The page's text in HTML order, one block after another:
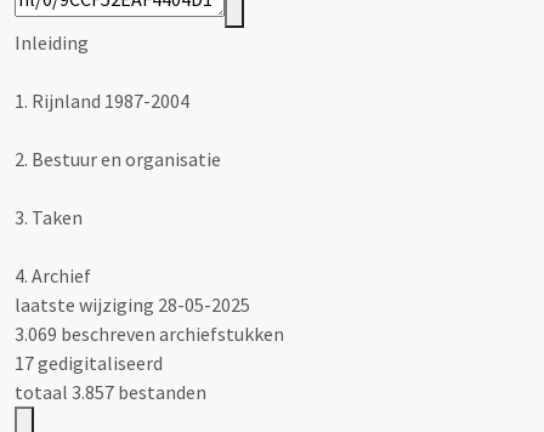
Inleiding
1. Rijnland 1987-2004
2. Bestuur en organisatie
3. Taken
4. Archief
laatste wijziging 28-05-2025
3.069 beschreven archiefstukken
17 gedigitaliseerd
totaal 3.857 bestanden